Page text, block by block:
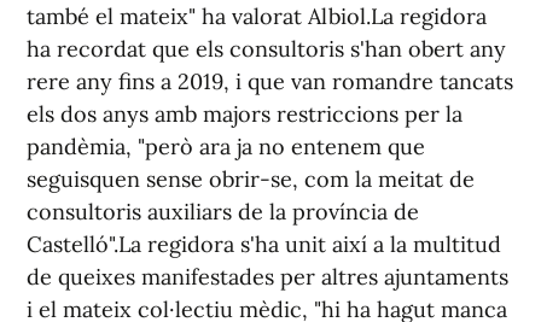
també el mateix" ha valorat Albiol.La regidora
ha recordat que els consultoris s'han obert any
rere any fins a 2019, i que van romandre tancats
els dos anys amb majors restriccions per la
pandèmia, "però ara ja no entenem que
seguisquen sense obrir-se, com la meitat de
consultoris auxiliars de la província de
Castelló".La regidora s'ha unit així a la multitud
de queixes manifestades per altres ajuntaments
i el mateix col·lectiu mèdic, "hi ha hagut manca